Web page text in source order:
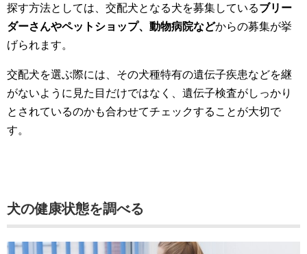
探す方法としては、交配犬となる犬を募集しているブリー
ダーさんやペットショップ、動物病院などからの募集が挙
げられます。
交配犬を選ぶ際には、その犬種特有の遺伝子疾患などを継
がないように見た目だけではなく、遺伝子検査がしっかり
とされているのかも合わせてチェックすることが大切で
す。
犬の健康状態を調べる